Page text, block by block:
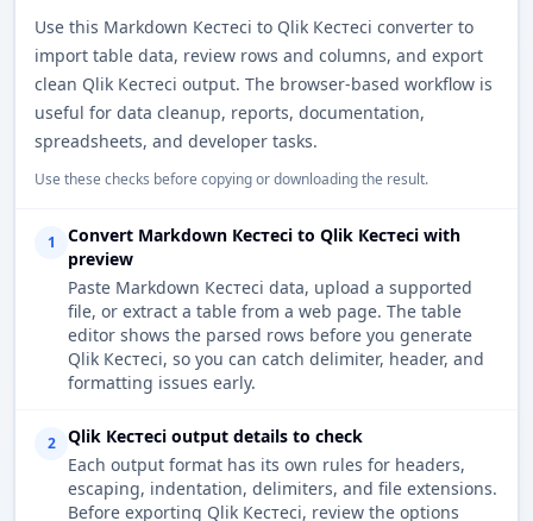
Use this Markdown Кестесі to Qlik Кестесі converter to
import table data, review rows and columns, and export
clean Qlik Кестесі output. The browser-based workflow is
useful for data cleanup, reports, documentation,
spreadsheets, and developer tasks.
Use these checks before copying or downloading the result.
1
Convert Markdown Кестесі to Qlik Кестесі with
preview
Paste Markdown Кестесі data, upload a supported
file, or extract a table from a web page. The table
editor shows the parsed rows before you generate
Qlik Кестесі, so you can catch delimiter, header, and
formatting issues early.
2
Qlik Кестесі output details to check
Each output format has its own rules for headers,
escaping, indentation, delimiters, and file extensions.
Before exporting Qlik Кестесі, review the options